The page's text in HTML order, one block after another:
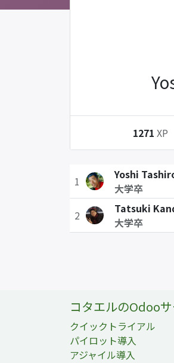
1271 XP
1
Yoshi
大学卒
2
Tatsuki
大学卒
コタエルのOdoo
クイックトライアル
パイロット導入
アジャイル導入